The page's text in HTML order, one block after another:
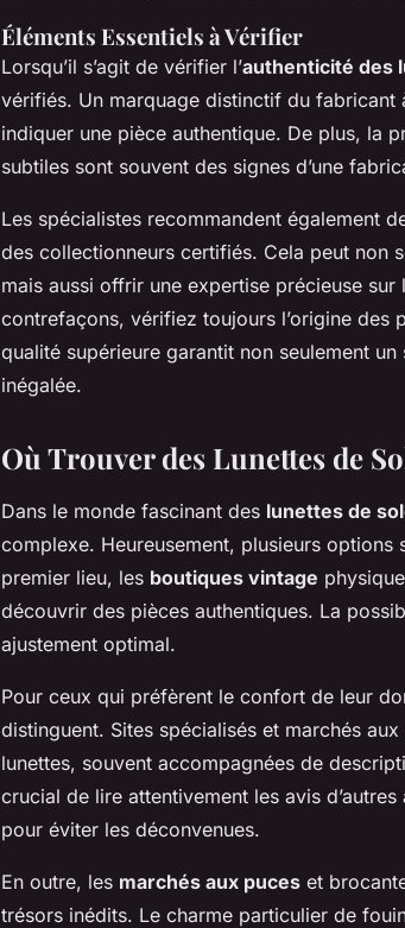
Éléments Essentiels à Vérifier
Lorsqu’il s’agit de vérifier l’authenticité des
vérifiés. Un marquage distinctif du fabricant
indiquer une pièce authentique. De plus, la
subtiles sont souvent des signes d’une
Les spécialistes recommandent également
des collectionneurs certifiés. Cela peut non
mais aussi offrir une expertise précieuse
contrefaçons, vérifiez toujours l’origine des
qualité supérieure garantit non seulement
inégalée.
Où Trouver des Lunettes de
Dans le monde fascinant des lunettes de
complexe. Heureusement, plusieurs options
premier lieu, les boutiques vintage
découvrir des pièces authentiques. La
ajustement optimal.
Pour ceux qui préfèrent le confort de leur
distinguent. Sites spécialisés et marchés
lunettes, souvent accompagnées de
crucial de lire attentivement les avis
pour éviter les déconvenues.
En outre, les marchés aux puces et
trésors inédits. Le charme particulier de